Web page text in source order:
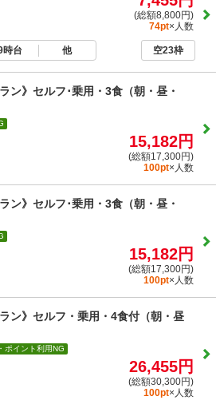
(総額8,800円)
74pt×人数
時台 他 空23枠
ン》セルフ･乗用・3食（朝・昼・
15,182円
(総額17,300円)
100pt×人数
ン》セルフ･乗用・3食（朝・昼・
15,182円
(総額17,300円)
100pt×人数
ン》セルフ・乗用・4食付（朝・昼
ポイント利用NG
26,455円
(総額30,300円)
100pt×人数